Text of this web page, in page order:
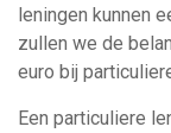
leningen kunnen
zullen we de
euro bij
Een particuliere